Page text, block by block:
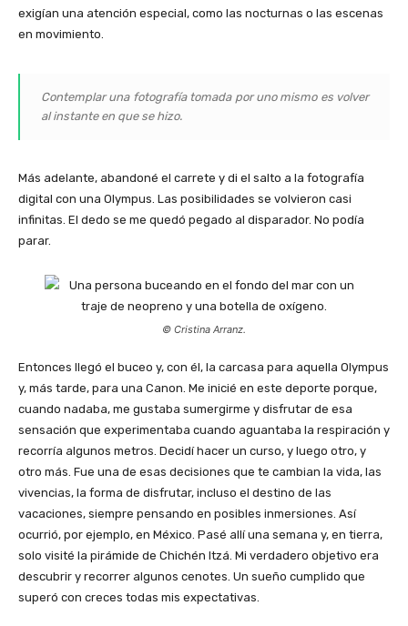
exigían una atención especial, como las nocturnas o las escenas
en movimiento.
Contemplar una fotografía tomada por uno mismo es volver
al instante en que se hizo.
Más adelante, abandoné el carrete y di el salto a la fotografía
digital con una Olympus. Las posibilidades se volvieron casi
infinitas. El dedo se me quedó pegado al disparador. No podía
parar.
© Cristina Arranz.
Entonces llegó el buceo y, con él, la carcasa para aquella Olympus
y, más tarde, para una Canon. Me inicié en este deporte porque,
cuando nadaba, me gustaba sumergirme y disfrutar de esa
sensación que experimentaba cuando aguantaba la respiración y
recorría algunos metros. Decidí hacer un curso, y luego otro, y
otro más. Fue una de esas decisiones que te cambian la vida, las
vivencias, la forma de disfrutar, incluso el destino de las
vacaciones, siempre pensando en posibles inmersiones. Así
ocurrió, por ejemplo, en México. Pasé allí una semana y, en tierra,
solo visité la pirámide de Chichén Itzá. Mi verdadero objetivo era
descubrir y recorrer algunos cenotes. Un sueño cumplido que
superó con creces todas mis expectativas.